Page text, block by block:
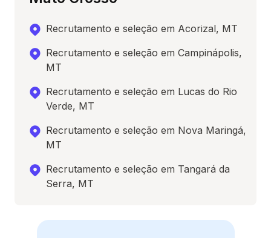
Recrutamento e seleção em Acorizal, MT
Recrutamento e seleção em Campinápolis,
MT
Recrutamento e seleção em Lucas do Rio
Verde, MT
Recrutamento e seleção em Nova Maringá,
MT
Recrutamento e seleção em Tangará da
Serra, MT